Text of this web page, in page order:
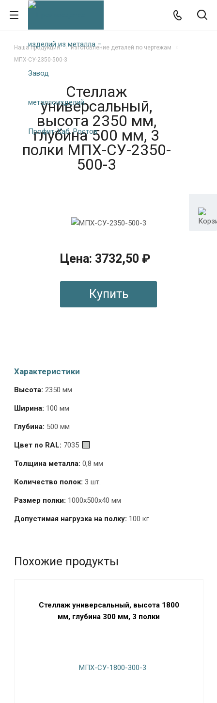
Наша продукция
Изготовление деталей по чертежам
МПХ-СУ-2350-500-3
Стеллаж
универсальный,
высота 2350 мм,
глубина 500 мм, 3
полки МПХ-СУ-2350-
500-3
Цена: 3732,50 ₽
Купить
Характеристики
Высота: 2350 мм
Ширина: 100 мм
Глубина: 500 мм
Цвет по RAL: 7035
Толщина металла: 0,8 мм
Количество полок: 3 шт.
Размер полки: 1000x500х40 мм
Допустимая нагрузка на полку: 100 кг
Похожие продукты
Стеллаж универсальный, высота 1800
мм, глубина 300 мм, 3 полки